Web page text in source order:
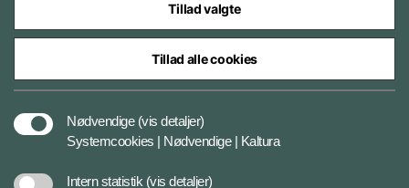
Styrelser og myndigheder under Forsvarsministeriet
Tillad valgte
Tillad alle cookies
Nødvendige (vis detaljer)
Systemcookies | Nødvendige | Kaltura
Intern statistik (vis detaljer)